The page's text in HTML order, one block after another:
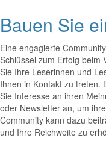
Bauen Sie
Eine engagierte
Schlüssel zum Erfolg beim
Sie Ihre Leserinnen und
Ihnen in Kontakt zu treten.
Sie Interesse an ihren
oder Newsletter an, um
Community kann dazu
und Ihre Reichweite zu